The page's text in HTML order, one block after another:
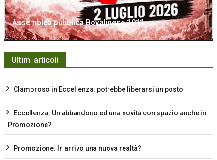
Assemblea pubblica Bovalinese 1911
Ultimi articoli
Clamoroso in Eccellenza: potrebbe liberarsi un posto
Eccellenza. Un abbandono ed una novità con spazio anche in
Promozione?
Promozione. In arrivo una nuova realtà?